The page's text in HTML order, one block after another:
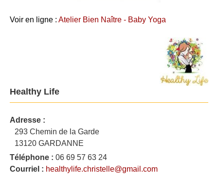
Voir en ligne : Atelier Bien Naître - Baby Yoga
Healthy Life
Adresse :
293 Chemin de la Garde
13120 GARDANNE
Téléphone : 06 69 57 63 24
Courriel : healthylife.christelle@gmail.com